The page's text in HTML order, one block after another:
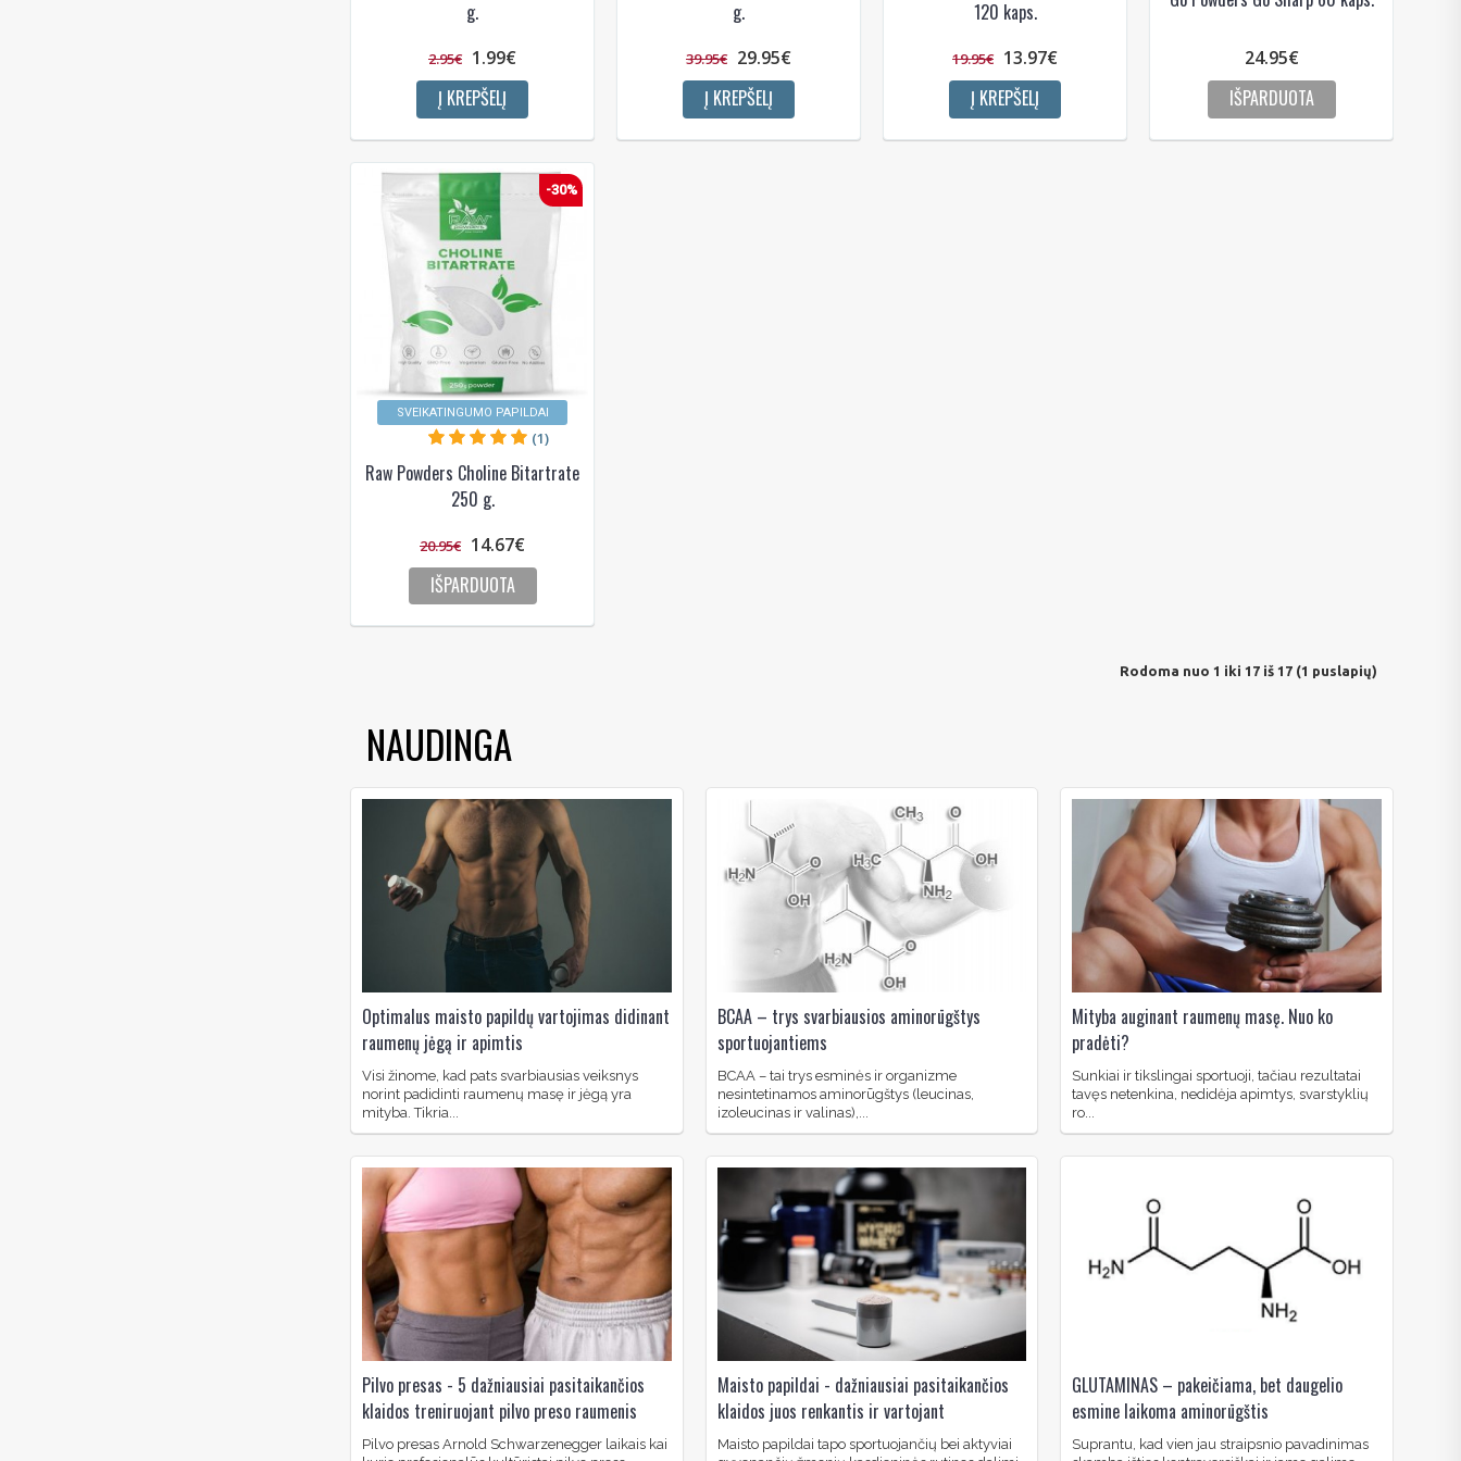
g.
2.95€ 1.99€
Į KREPŠELĮ
g.
39.95€ 29.95€
Į KREPŠELĮ
120 kaps.
19.95€ 13.97€
Į KREPŠELĮ
24.95€
IŠPARDUOTA
SVEIKATINGUMO PAPILDAI
-30%
Raw Powders Choline Bitartrate
250 g.
(1)
20.95€ 14.67€
IŠPARDUOTA
Rodoma nuo 1 iki 17 iš 17 (1 puslapių)
NAUDINGA
Optimalus maisto papildų vartojimas didinant
raumenų jėgą ir apimtis
Visi žinome, kad pats svarbiausias veiksnys
norint padidinti raumenų masę ir jėgą yra
mityba. Tikria...
BCAA – trys svarbiausios aminorūgštys
sportuojantiems
BCAA – tai trys esminės ir organizme
nesintetinamos aminorūgštys (leucinas,
izoleucinas ir valinas),...
Mityba auginant raumenų masę. Nuo ko
pradėti?
Sunkiai ir tikslingai sportuoji, tačiau rezultatai
tavęs netenkina, nedidėja apimtys, svarstyklių
ro...
Pilvo presas - 5 dažniausiai pasitaikančios
klaidos treniruojant pilvo preso raumenis
Pilvo presas Arnold Schwarzenegger laikais kai
Maisto papildai - dažniausiai pasitaikančios
klaidos juos renkantis ir vartojant
Maisto papildai tapo sportuojančių bei aktyviai
GLUTAMINAS – pakeičiama, bet daugelio
esmine laikoma aminorūgštis
Suprantu, kad vien jau straipsnio pavadinimas
Gauti pasiūlymus ir nuolaidas
Sužinoti, kaip mes apsaugome ir tvarkome